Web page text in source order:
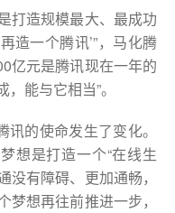
打造规模最大、最成功
造一个腾讯’”，马化腾
亿元是腾讯现在一年的
能与它相当”。
的使命发生了变化。
想是打造一个“在线生
没有障碍、更加通畅，
梦想再往前推进一步，